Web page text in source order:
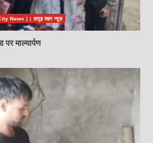
News || हापुड़ शहर न्यूज़
पर माल्यार्पण